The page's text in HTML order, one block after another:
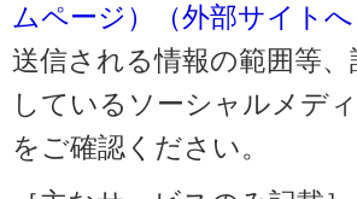
ムページ）（外部サイトへ
送信される情報の範囲等
しているソーシャルメデ
をご確認ください。